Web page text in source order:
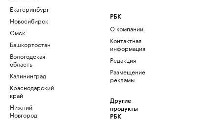
Екатеринбург
Новосибирск
Омск
Башкортостан
Вологодская
область
Калининград
Краснодарский
край
Нижний
Новгород
РБК
О компании
Контактная
информация
Редакция
Размещение
рекламы
Другие
продукты
РБК